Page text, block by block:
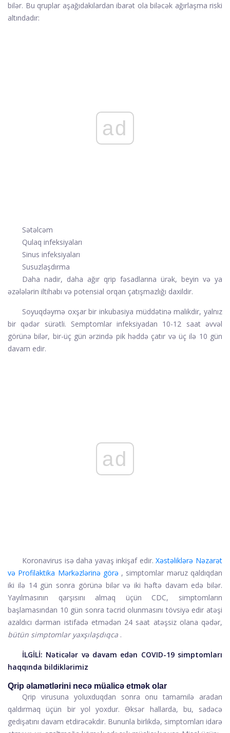
bilər. Bu qruplar aşağıdakılardan ibarət ola biləcək ağırlaşma riski
altındadır:
ad
Sətəlcəm
Qulaq infeksiyaları
Sinus infeksiyaları
Susuzlaşdırma
Daha nadir, daha ağır qrip fəsadlarına ürək, beyin və ya
əzələlərin iltihabı və potensial orqan çatışmazlığı daxildir.
Soyuqdəymə oxşar bir inkubasiya müddətinə malikdir, yalnız
bir qədər sürətli. Semptomlar infeksiyadan 10-12 saat əvvəl
görünə bilər, bir-üç gün ərzində pik həddə çatır və üç ilə 10 gün
davam edir.
ad
Koronavirus isə daha yavaş inkişaf edir. Xəstəliklərə Nəzarət
və Profilaktika Mərkəzlərinə görə , simptomlar məruz qaldıqdan
iki ilə 14 gün sonra görünə bilər və iki həftə davam edə bilər.
Yayılmasının qarşısını almaq üçün CDC, simptomların
başlamasından 10 gün sonra təcrid olunmasını tövsiyə edir atəşi
azaldıcı dərman istifadə etmədən 24 saat atəşsiz olana qədər,
bütün simptomlar yaxşılaşdıqca .
İLGİLİ: Nəticələr və davam edən COVID-19 simptomları
haqqında bildiklərimiz
Qrip əlamətlərini necə müalicə etmək olar
Qrip virusuna yoluxduqdan sonra onu tamamilə aradan
qaldırmaq üçün bir yol yoxdur. Əksər hallarda, bu, sadəcə
gedişatını davam etdirəcəkdir. Bununla birlikdə, simptomları idarə